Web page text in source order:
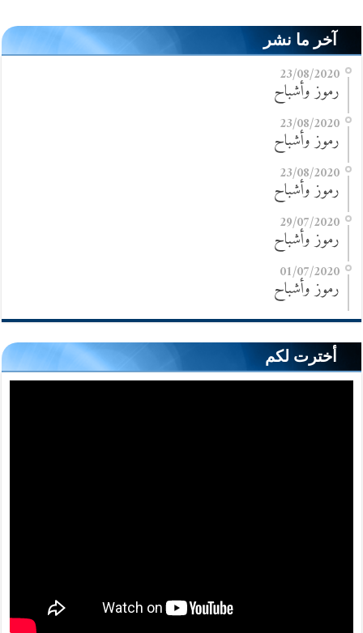
آخر ما نشر
23/08/2020
رموز وأشباح
23/08/2020
رموز وأشباح
23/08/2020
رموز وأشباح
29/07/2020
رموز وأشباح
01/07/2020
رموز وأشباح
أخترت لكم